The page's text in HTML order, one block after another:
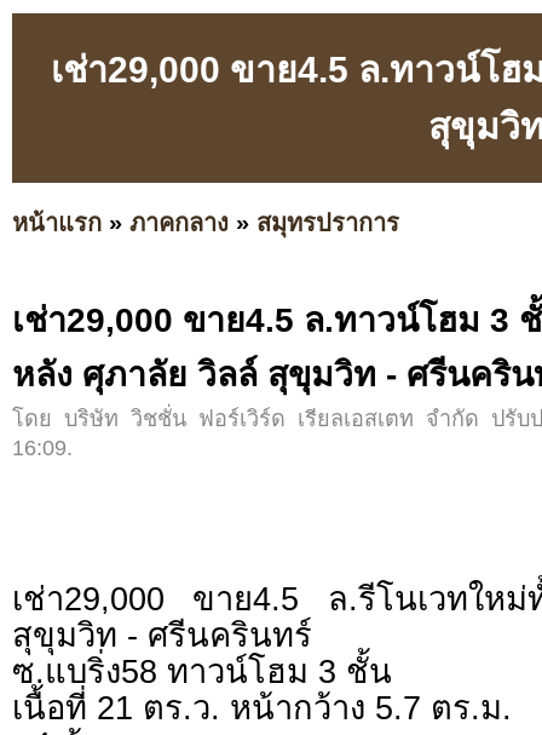
เช่า29,000 ขาย4.5 ล.ทาวน์โ
สุขุมวิ
หน้าแรก » ภาคกลาง » สมุทรปราการ
เช่า29,000 ขาย4.5 ล.ทาวน์โฮม 3
หลัง ศุภาลัย วิลล์ สุขุมวิท - ศรีนคริน
โดย บริษัท วิชชั่น ฟอร์เวิร์ด เรียลเอสเตท จำกัด ปรับ
16:09.
เช่า29,000 ขาย4.5 ล.รีโนเวทให
สุขุมวิท - ศรีนครินทร์
ซ.แบริ่ง58 ทาวน์โฮม 3 ชั้น
เนื้อที่ 21 ตร.ว. หน้ากว้าง 5.7 ตร.ม.